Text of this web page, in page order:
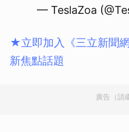
— TeslaZoa
★立即加入《三立新聞
新焦點話題
廣告（請